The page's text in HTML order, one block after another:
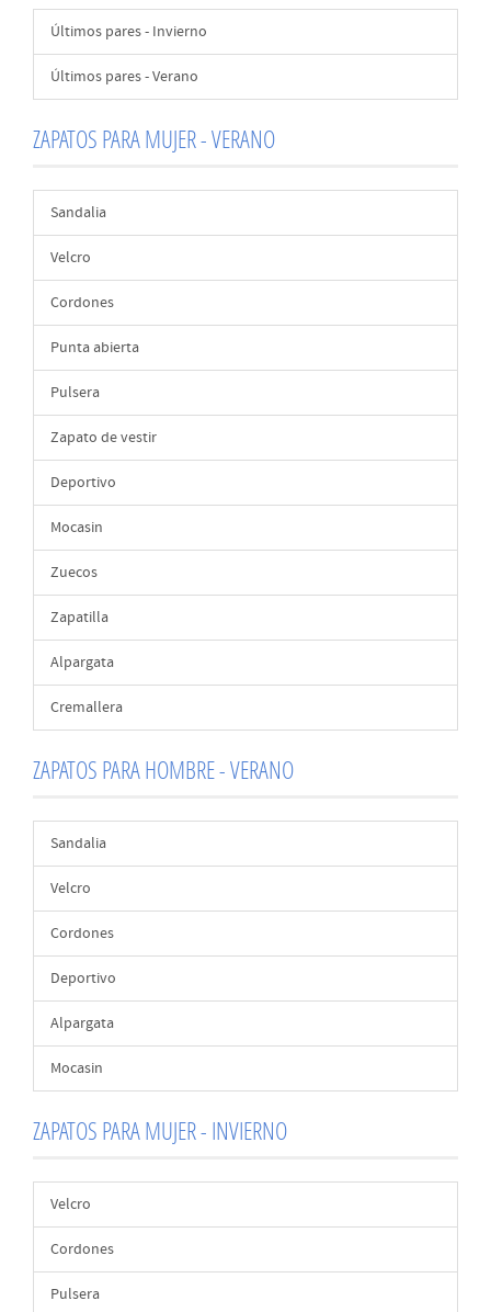
Últimos pares - Invierno
Últimos pares - Verano
ZAPATOS PARA MUJER - VERANO
Sandalia
Velcro
Cordones
Punta abierta
Pulsera
Zapato de vestir
Deportivo
Mocasin
Zuecos
Zapatilla
Alpargata
Cremallera
ZAPATOS PARA HOMBRE - VERANO
Sandalia
Velcro
Cordones
Deportivo
Alpargata
Mocasin
ZAPATOS PARA MUJER - INVIERNO
Velcro
Cordones
Pulsera